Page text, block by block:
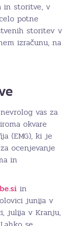
in storitve, v
potne
storitev v
izračunu, na
vas za
okvare
(EMG), ki je
ocenjevanje
in
in
junija v
julija v Kranju,